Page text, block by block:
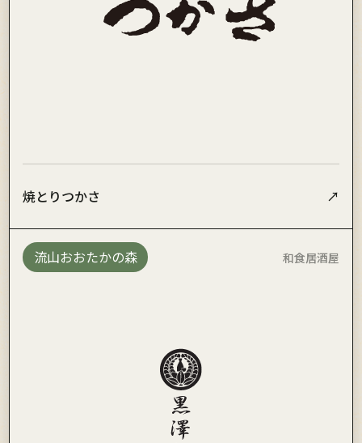
焼とりつかさ ↗
流山おおたかの森 和食居酒屋